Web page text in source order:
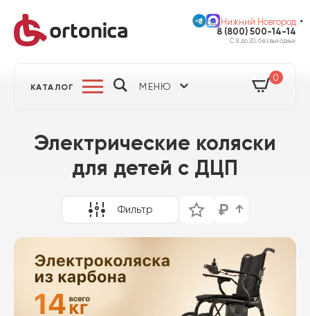
Город: Нижний Новгород
8 (800) 500-14-14
С 8 до 20, без выходных
КАТАЛОГ МЕНЮ
0
Электрические коляски
для детей с ДЦП
Фильтр